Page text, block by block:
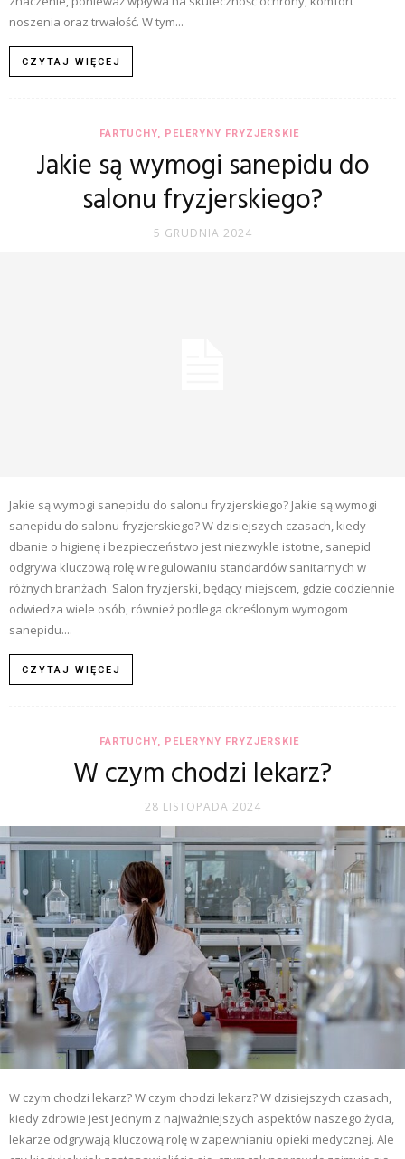
noszenia oraz trwałość. W tym...
CZYTAJ WIĘCEJ
FARTUCHY, PELERYNY FRYZJERSKIE
Jakie są wymogi sanepidu do
salonu fryzjerskiego?
5 GRUDNIA 2024
Jakie są wymogi sanepidu do salonu fryzjerskiego? Jakie są wymogi
sanepidu do salonu fryzjerskiego? W dzisiejszych czasach, kiedy
dbanie o higienę i bezpieczeństwo jest niezwykle istotne, sanepid
odgrywa kluczową rolę w regulowaniu standardów sanitarnych w
różnych branżach. Salon fryzjerski, będący miejscem, gdzie codziennie
odwiedza wiele osób, również podlega określonym wymogom
sanepidu....
CZYTAJ WIĘCEJ
FARTUCHY, PELERYNY FRYZJERSKIE
W czym chodzi lekarz?
28 LISTOPADA 2024
W czym chodzi lekarz? W czym chodzi lekarz? W dzisiejszych czasach,
kiedy zdrowie jest jednym z najważniejszych aspektów naszego życia,
lekarze odgrywają kluczową rolę w zapewnianiu opieki medycznej. Ale